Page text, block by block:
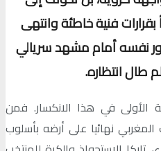
فنية خاطئة وانتهى
نفسه أمام مشهد سريالي
طال انتظاره.
الأولى في هذا الانكسار. فمن
نهائيا على أرضه بأسلوب